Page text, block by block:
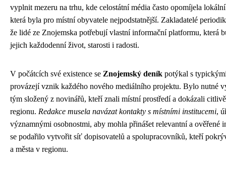
vyplnit mezeru na trhu, kde celostátní média často opomíjela
která byla pro místní obyvatele nejpodstatnější. Zakladatelé
že lidé ze Znojemska potřebují vlastní informační platformu, která
jejich každodenní život, starosti i radosti.
V počátcích své existence se Znojemský deník potýkal s
provázejí vznik každého nového mediálního projektu. Bylo nutné
tým složený z novinářů, kteří znali místní prostředí a dokázali
regionu. Redakce musela navázat kontakty s místními institucemi,
významnými osobnostmi, aby mohla přinášet relevantní a ověřené
se podařilo vytvořit síť dopisovatelů a spolupracovníků, kteří
a města v regionu.